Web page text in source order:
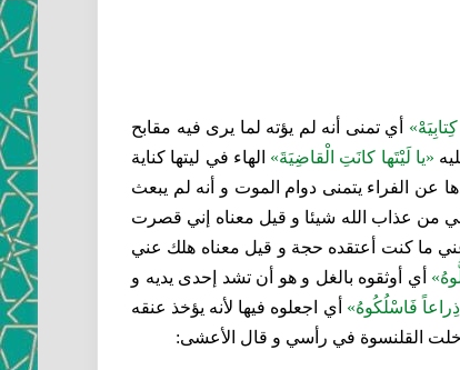
أي تمنى أنه لم يؤته لما يرى فيه مقابح
«يا لَيْتَها كانَتِ الْقاضِيَةَ» الهاء في ليتها كناية
عن الفراء يتمنى دوام الموت و أنه لم يبعث
من عذاب الله شيئا و قيل معناه إني قصرت
ما كنت أعتقده حجة و قيل معناه هلك عني
أي أوثقوه بالغل و هو أن تشد إحدى يديه و
فَاسْلُكُوهُ» أي اجعلوه فيها لأنه يؤخذ عنقه
القلنسوة في رأسي و قال الأعشى: